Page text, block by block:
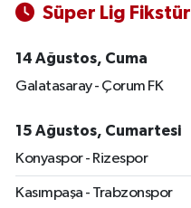
Süper Lig Fikstür
14 Ağustos, Cuma
Galatasaray - Çorum FK
15 Ağustos, Cumartesi
Konyaspor - Rizespor
Kasımpaşa - Trabzonspor